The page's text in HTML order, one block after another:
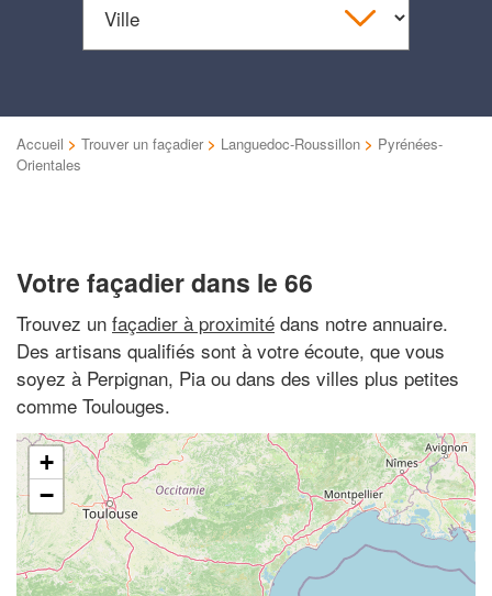
Accueil > Trouver un façadier > Languedoc-Roussillon > Pyrénées-
Orientales
Votre façadier dans le 66
Trouvez un façadier à proximité dans notre annuaire.
Des artisans qualifiés sont à votre écoute, que vous
soyez à Perpignan, Pia ou dans des villes plus petites
comme Toulouges.
+
−